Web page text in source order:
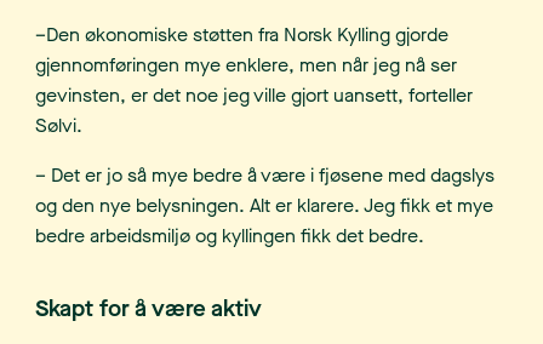
–Den økonomiske støtten fra Norsk Kylling gjorde
gjennomføringen mye enklere, men når jeg nå ser
gevinsten, er det noe jeg ville gjort uansett, forteller
Sølvi.
– Det er jo så mye bedre å være i fjøsene med dagslys
og den nye belysningen. Alt er klarere. Jeg fikk et mye
bedre arbeidsmiljø og kyllingen fikk det bedre.
Skapt for å være aktiv